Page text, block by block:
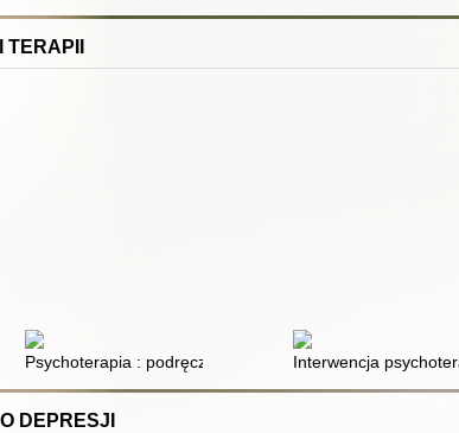
i rehabilitacji. Empiryczna analiza poglądów przyszłych
Psychoterapia : podręcznik akademicki. [6]
Interwencja
DEPRESJI